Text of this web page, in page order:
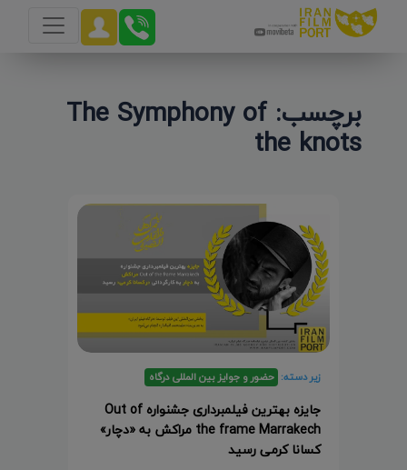
برچسب: The Symphony of
the knots
زیر دسته: حضور و جوایز بین المللی درگاه
جایزه بهترین فیلمبرداری جشنواره Out of
the frame Marrakech مراکش به «دچار»
کسانا کرمی رسید